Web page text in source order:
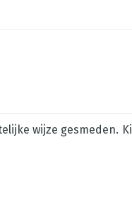
wijze gesmeden.